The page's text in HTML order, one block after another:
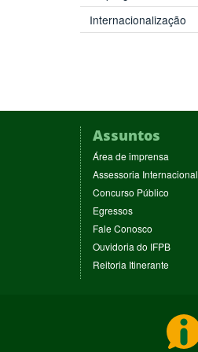
Internacionalização
Assuntos
Área de imprensa
em
nova
Assessoria Internacional
Concurso Público
Egressos(abre
nova
janela)
Fale Conosco
em
nova
janela)
Ouvidoria do IFPB(abre
Reitoria Itinerante(abre